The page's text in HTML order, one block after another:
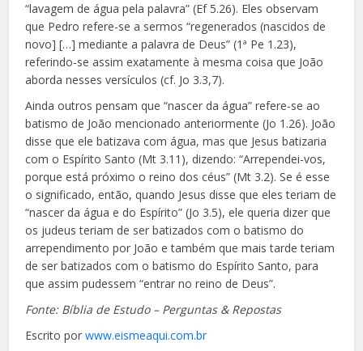
“lavagem de água pela palavra” (Ef 5.26). Eles observam
que Pedro refere-se a sermos “regenerados (nascidos de
novo] […] mediante a palavra de Deus” (1ª Pe 1.23),
referindo-se assim exatamente à mesma coisa que João
aborda nesses versículos (cf. Jo 3.3,7).
Ainda outros pensam que “nascer da água” refere-se ao
batismo de João mencionado anteriormente (Jo 1.26). João
disse que ele batizava com água, mas que Jesus batizaria
com o Espírito Santo (Mt 3.11), dizendo: “Arrependei-vos,
porque está próximo o reino dos céus” (Mt 3.2). Se é esse
o significado, então, quando Jesus disse que eles teriam de
“nascer da água e do Espírito” (Jo 3.5), ele queria dizer que
os judeus teriam de ser batizados com o batismo do
arrependimento por João e também que mais tarde teriam
de ser batizados com o batismo do Espírito Santo, para
que assim pudessem “entrar no reino de Deus”.
Fonte: Bíblia de Estudo – Perguntas & Repostas
Escrito porwww.eismeaqui.com.br